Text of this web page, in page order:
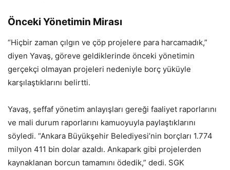
Önceki Yönetimin Mirası
“Hiçbir zaman çılgın ve çöp projelere para harcamadık,”
diyen Yavaş, göreve geldiklerinde önceki yönetimin
gerçekçi olmayan projeleri nedeniyle borç yüküyle
karşılaştıklarını belirtti.
Yavaş, şeffaf yönetim anlayışları gereği faaliyet raporlarını
ve mali durum raporlarını kamuoyuyla paylaştıklarını
söyledi. “Ankara Büyükşehir Belediyesi’nin borçları 1.774
milyon 411 bin dolar azaldı. Ankapark gibi projelerden
kaynaklanan borcun tamamını ödedik,” dedi. SGK